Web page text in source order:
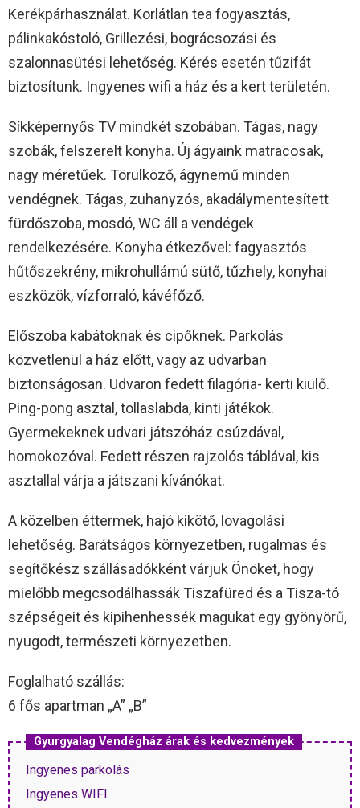
Kerékpárhasználat. Korlátlan tea fogyasztás,
pálinkakóstoló, Grillezési, bográcsozási és
szalonnasütési lehetőség. Kérés esetén tűzifát
biztosítunk. Ingyenes wifi a ház és a kert területén.
Síkképernyős TV mindkét szobában. Tágas, nagy
szobák, felszerelt konyha. Új ágyaink matracosak,
nagy méretűek. Törülköző, ágynemű minden
vendégnek. Tágas, zuhanyzós, akadálymentesített
fürdőszoba, mosdó, WC áll a vendégek
rendelkezésére. Konyha étkezővel: fagyasztós
hűtőszekrény, mikrohullámú sütő, tűzhely, konyhai
eszközök, vízforraló, kávéfőző.
Előszoba kabátoknak és cipőknek. Parkolás
közvetlenül a ház előtt, vagy az udvarban
biztonságosan. Udvaron fedett filagória- kerti kiülő.
Ping-pong asztal, tollaslabda, kinti játékok.
Gyermekeknek udvari játszóház csúzdával,
homokozóval. Fedett részen rajzolós táblával, kis
asztallal várja a játszani kívánókat.
A közelben éttermek, hajó kikötő, lovagolási
lehetőség. Barátságos környezetben, rugalmas és
segítőkész szállásadókként várjuk Önöket, hogy
mielőbb megcsodálhassák Tiszafüred és a Tisza-tó
szépségeit és kipihenhessék magukat egy gyönyörű,
nyugodt, természeti környezetben.
Foglalható szállás:
6 fős apartman „A” „B”
Gyurgyalag Vendégház árak és kedvezmények
Ingyenes parkolás
Ingyenes WIFI